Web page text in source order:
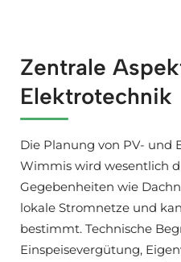
Zentrale
Elektrotechnik
Die Planung von PV- und
Wimmis wird wesentlich
Gegebenheiten wie
lokale Stromnetze und
bestimmt. Technische
Einspeisevergütung,